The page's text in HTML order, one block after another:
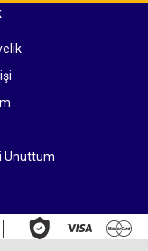
Unuttum